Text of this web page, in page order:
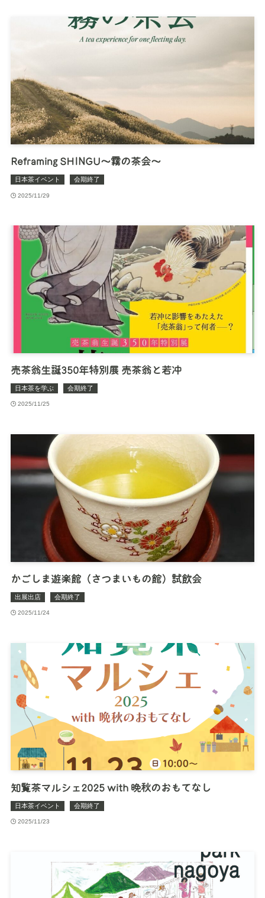
Reframing SHINGU～霧の茶会～
日本茶イベント 会期終了
2025/11/29
売茶翁生誕350年特別展 売茶翁と若冲
日本茶を学ぶ 会期終了
2025/11/25
かごしま遊楽館（さつまいもの館）試飲会
出展出店 会期終了
2025/11/24
知覧茶マルシェ2025 with 晩秋のおもてなし
日本茶イベント 会期終了
2025/11/23